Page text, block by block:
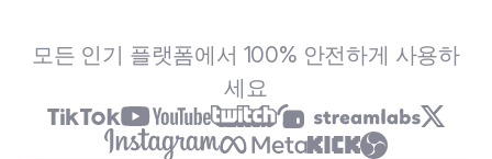
모든 인기 플랫폼에서 100% 안전하게 사용하
세요